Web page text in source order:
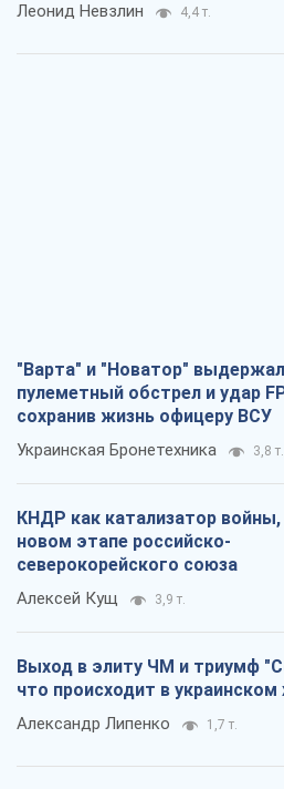
Леонид Невзлин 4,4 т.
"Варта" и "Новатор"
пулеметный обстрел и удар
сохранив жизнь офицеру ВСУ
Украинская Бронетехника 3,8 т.
КНДР как катализатор войны,
новом этапе российско-
северокорейского союза
Алексей Кущ 3,9 т.
Выход в элиту ЧМ и триумф
что происходит в украинском
Александр Липенко 1,7 т.